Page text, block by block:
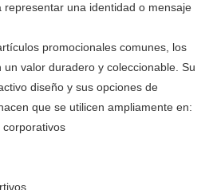
una identidad o mensaje
promocionales comunes, los
valor duradero y coleccionable. Su
diseño y sus opciones de
que se utilicen ampliamente en:
corporativos